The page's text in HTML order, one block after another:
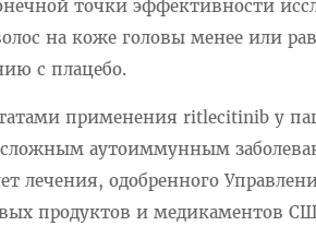
точки эффективности
на коже головы менее или
с плацебо.
применения ritlecitinib у
аутоиммунным
лечения, одобренного
продуктов и медикаментов